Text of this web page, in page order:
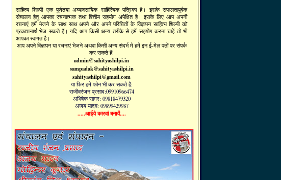
साहित्य शिल्पी एक पूर्णतया अव्यावसायिक साहित्यिक पत्रिका है। इसके सफलतापूर्वक
संचालन हेतु आपका रचनात्मक तथा वित्तीय सहयोग अपेक्षित है। इसके लिए आप अपनी
रचनाएं हमें भेजने के साथ साथ अपने और अपने परिचितों के विज्ञापन साहित्य शिल्पी को
प्रकाशनार्थ भेज सकते हैं। यदि आप किसी अन्य तरीके से हमें सहयोग करना चाहें तो भी
आपका स्वागत है।
आप अपने विज्ञापन या रचनाएं भेजने अथवा किसी अन्य संदर्भ मे हमें इन ई-मेल पतों पर संपर्क
कर सकते हैं:
admin@sahityashilpi.in
sampadak@sahityashilpi.in
sahityashilpi@gmail.com
या फिर हमें फोन भी कर सकते हैं:
राजीवरंजन प्रसाद:09910966474
अभिषेक सागर: 09818479320
अजय यादव: 09899429987
.....आईये कारवां बनायें....